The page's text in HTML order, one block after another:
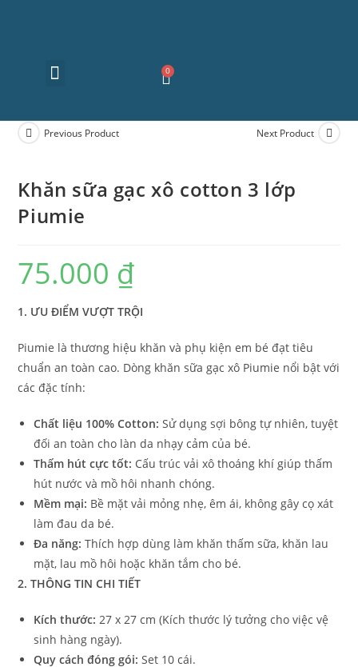
Previous Product Next Product
Khăn sữa gạc xô cotton 3 lớp
Piumie
75.000 ₫
1. ƯU ĐIỂM VƯỢT TRỘI
Piumie là thương hiệu khăn và phụ kiện em bé đạt tiêu
chuẩn an toàn cao. Dòng khăn sữa gạc xô Piumie nổi bật với
các đặc tính:
Chất liệu 100% Cotton: Sử dụng sợi bông tự nhiên, tuyệt
đối an toàn cho làn da nhạy cảm của bé.
Thấm hút cực tốt: Cấu trúc vải xô thoáng khí giúp thấm
hút nước và mồ hôi nhanh chóng.
Mềm mại: Bề mặt vải mỏng nhẹ, êm ái, không gây cọ xát
làm đau da bé.
Đa năng: Thích hợp dùng làm khăn thấm sữa, khăn lau
mặt, lau mồ hôi hoặc khăn tắm cho bé.
2. THÔNG TIN CHI TIẾT
Kích thước: 27 x 27 cm (Kích thước lý tưởng cho việc vệ
sinh hàng ngày).
Quy cách đóng gói: Set 10 cái.